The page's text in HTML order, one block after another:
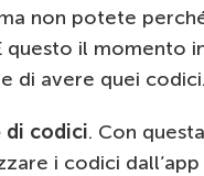
non potete
questo il momento
di avere quei codici.
di codici. Con
i codici